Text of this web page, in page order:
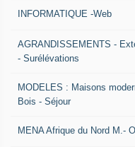
INFORMATIQUE -Web
AGRANDISSEMENTS -
- Surélévations
MODELES : Maisons
Bois - Séjour
MENA Afrique du Nord M.-